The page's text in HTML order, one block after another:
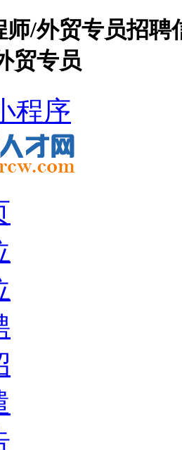
/外贸专员招
贸专员
程序